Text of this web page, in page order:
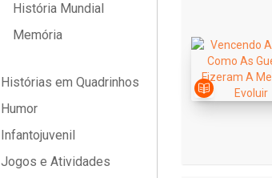
História Mundial
Memória
Histórias em Quadrinhos
Humor
Infantojuvenil
Jogos e Atividades